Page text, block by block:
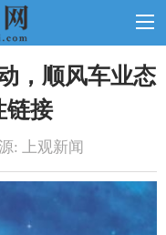
，顺风车业态
链接
: 上观新闻